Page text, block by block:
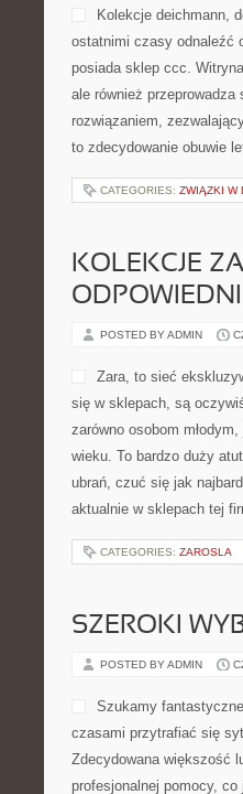
Kolekcje deichmann,
ostatnimi czasy odnaleźć
posiada sklep ccc.
ale również
rozwiązaniem,
to zdecydowanie obuwie
CATEGORIES: ZWIĄZKI W
KOLEKCJE
POSTED BY ADMIN
Zara, to sieć
się w sklepach, są
zarówno osobom
wieku. To bardzo duży
ubrań, czuć się jak
aktualnie w sklepach tej
CATEGORIES: ZAROSLA
SZEROKI
POSTED BY ADMIN
Szukamy
czasami przytrafiać się
Zdecydowana większość
profesjonalnej pomocy,